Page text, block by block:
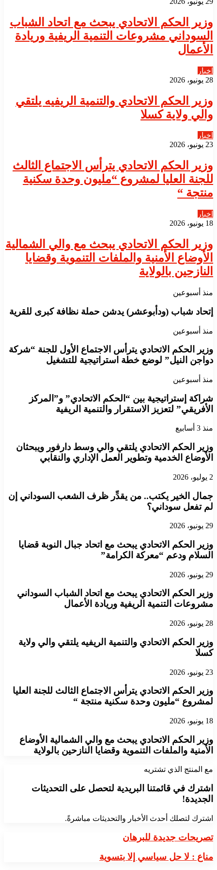
​وزير الحكم الاتحادي يبحث مع اتحاد الشباب
السوداني مشروعات التنمية الريفية وريادة
الأعمال
اخبار
28 يونيو، 2026
​وزير الحكم الاتحادي والتنمية الريفيه يلتقي
والي ولاية كسلا
اخبار
23 يونيو، 2026
​وزير الحكم الاتحادي يترأس الاجتماع الثالث
للجنة العليا لمشروع “مليون وحدة سكنية
منتجة “
اخبار
18 يونيو، 2026
​وزير الحكم الاتحادي يبحث مع والي الشمالية
الأوضاع الأمنية والملفات التنموية وقضايا
النازحين بالولاية
منذ أسبوعين
إتحاد شباب (ودأبوعشر) يدشن حملة نظافة كبرى للقرية
منذ أسبوعين
وزير الحكم الاتحادي يترأس الاجتماع الأول للجنة “شركة
دواجن النيل” لوضع خطة استراتيجية للتشغيل
منذ أسبوعين
شراكة إستراتيجية بين “الحكم الاتحادي” و”المركز
الأفريقي” لتعزيز الاستقرار والتنمية الريفية
منذ 3 أسابيع
​وزير الحكم الاتحادي يلتقي والي وسط دارفور ويبحثان
الأوضاع الخدمية وتطوير العمل الإداري والنقابي
2 يوليو، 2026
جمال الخير يكتب.. من يقدِّر ظرف الشعب السوداني إن
لم تفعل سوداني؟
29 يونيو، 2026
​وزير الحكم الاتحادي يبحث مع اتحاد جبال النوبة قضايا
السلام ودعم “معركة الكرامة”
29 يونيو، 2026
​وزير الحكم الاتحادي يبحث مع اتحاد الشباب السوداني
مشروعات التنمية الريفية وريادة الأعمال
28 يونيو، 2026
​وزير الحكم الاتحادي والتنمية الريفيه يلتقي والي ولاية
كسلا
23 يونيو، 2026
​وزير الحكم الاتحادي يترأس الاجتماع الثالث للجنة العليا
لمشروع “مليون وحدة سكنية منتجة “
18 يونيو، 2026
​وزير الحكم الاتحادي يبحث مع والي الشمالية الأوضاع
الأمنية والملفات التنموية وقضايا النازحين بالولاية
مع المنتج الذي تشتريه
اشترك في قائمتنا البريدية لتحصل على التحديثات
الجديدة!
اشترك لتصلك أحدث الأخبار والتحديثات مباشرةً.
تصريحات
جديدة
للبرهان
تصريحات جديدة للبرهان
مناع
مناع : لا حل سياسي إلا بتسوية